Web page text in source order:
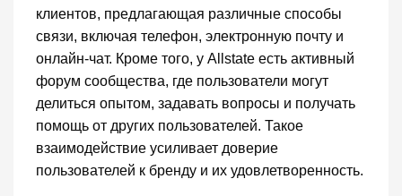
клиентов, предлагающая различные способы
связи, включая телефон, электронную почту и
онлайн-чат. Кроме того, у Allstate есть активный
форум сообщества, где пользователи могут
делиться опытом, задавать вопросы и получать
помощь от других пользователей. Такое
взаимодействие усиливает доверие
пользователей к бренду и их удовлетворенность.